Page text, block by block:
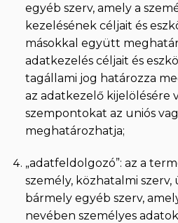
egyéb szerv, amely a
kezelésének céljait és
másokkal együtt
adatkezelés céljait és
tagállami jog határozza
az adatkezelő kijelölésére
szempontokat az uniós
meghatározhatja;
„adatfeldolgozó”: az a
személy, közhatalmi
bármely egyéb szerv,
nevében személyes